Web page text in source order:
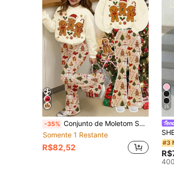
-35% Conjunto de Moletom Solto e Calça Flare com Estampa Floral de Homem de Gengibre Vintage Creme, Laço, Bengala de Doce, Adequado para Festa de Natal, Streetwear e Loungewear
Somente 1 Restante
R$82,52
25
#3